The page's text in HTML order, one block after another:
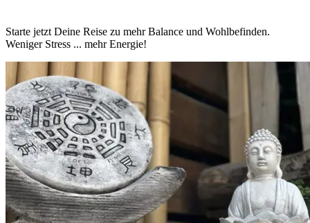
Starte jetzt Deine Reise zu mehr Balance und Wohlbefinden.
Weniger Stress ... mehr Energie!